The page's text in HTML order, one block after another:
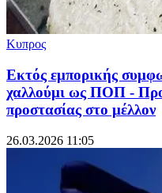
Κυπρος
Εκτός εμπορικής
χαλλούμι ως ΠΟΠ -
προστασίας στο μέλλον
26.03.2026 11:05